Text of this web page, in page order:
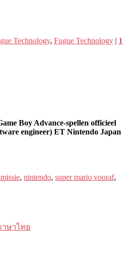
Technology, Fugue Technology | 1
Boy Advance-spellen officieel
engineer) ET Nintendo Japan
, nintendo, super mario vooraf,